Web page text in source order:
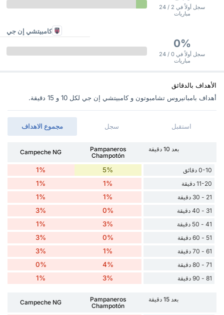
سجل أولاً في 2 / 24
مباريات
كامبيتشي إن جي
0%
سجل أولاً في 0 / 24
مباريات
الأهداف بالدقائق
أهداف بامبانيروس تشامبوتون و كامبيتشي إن جي ‏لكل 10 و 15 دقيقة.
مجموع الاهداف سجل استقبل
بعد 10 دقيقة
Pampaneros
Champotón
Campeche NG
0-10 دقائق 5%
1%
11-20 دقيقة 1%
1%
21 - 30 دقيقة 1%
1%
31 - 40 دقيقة 0%
3%
41 - 50 دقيقة 3%
1%
51 - 60 دقيقة 0%
3%
61 - 70 دقيقة 1%
3%
71 - 80 دقيقة 4%
0%
81 - 90 دقيقة 3%
1%
بعد 15 دقيقة
Pampaneros
Champotón
Campeche NG